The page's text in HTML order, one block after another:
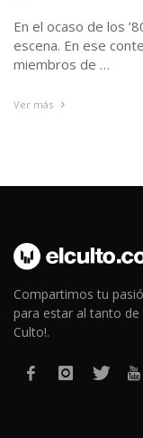
En el ocaso de los
escena. En ese
miembros de …
Ver más
Compartimos tu
para estar al tanto de
Culto!.